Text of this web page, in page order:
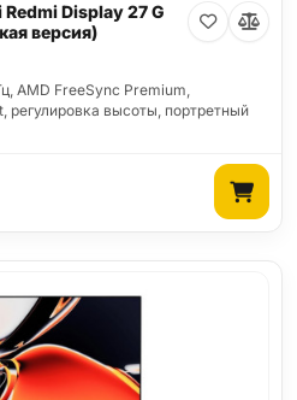
Display 27 G
версия)
AMD FreeSync Premium,
регулировка высоты, портретный